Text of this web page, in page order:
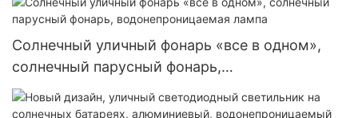
300 Вт, 360 Вт и 400 Вт.
Солнечный уличный фонарь «все в одном»,
солнечный парусный фонарь,
водонепроницаемая лампа